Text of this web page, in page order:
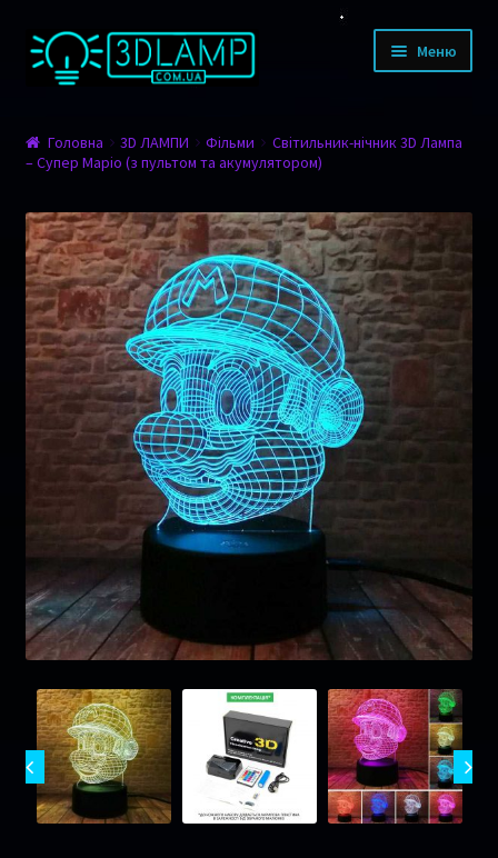
Перейти до навігації
Перейти до контенту Меню
Дизайн
Тварини
Мультфільми
Романтика
Фільми
Спорт
Транспорт
Музика
Ігри
Оплата та Доставка
Відгуки
Сертифікати
Гарантія 1 рік !
Головна 3D ЛАМПИ Фільми
Світильник-нічник 3D Лампа
– Супер Маріо (з пультом та акумулятором)